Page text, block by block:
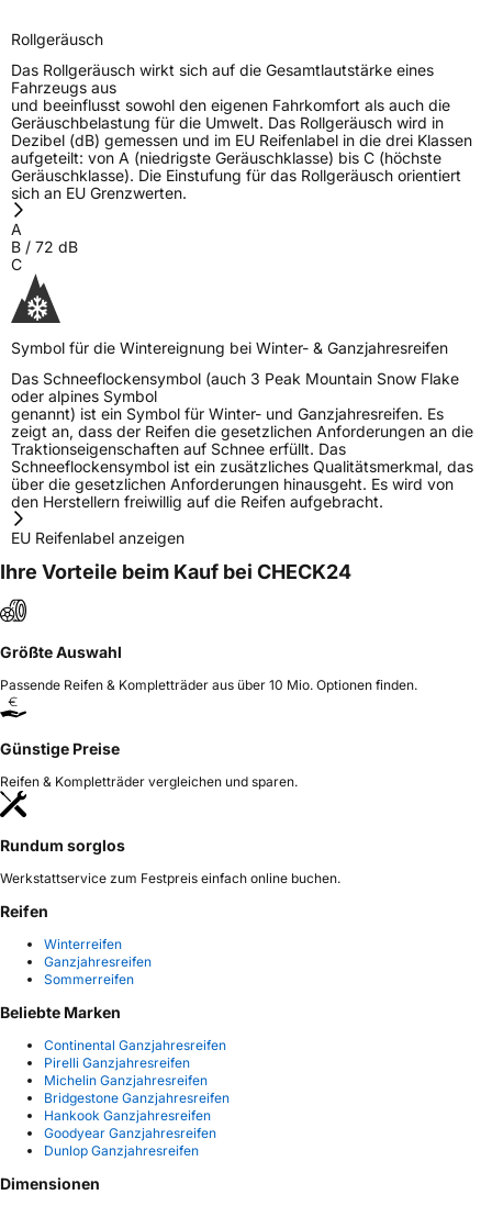
Rollgeräusch
Das Rollgeräusch wirkt sich auf die Gesamtlautstärke eines
Fahrzeugs aus
und beeinflusst sowohl den eigenen Fahrkomfort als auch die
Geräuschbelastung für die Umwelt. Das Rollgeräusch wird in
Dezibel (dB) gemessen und im EU Reifenlabel in die drei Klassen
aufgeteilt: von A (niedrigste Geräuschklasse) bis C (höchste
Geräuschklasse). Die Einstufung für das Rollgeräusch orientiert
sich an EU Grenzwerten.
A
B / 72 dB
C
Symbol für die Wintereignung bei Winter- & Ganzjahresreifen
Das Schneeflockensymbol (auch 3 Peak Mountain Snow Flake
oder alpines Symbol
genannt) ist ein Symbol für Winter- und Ganzjahresreifen. Es
zeigt an, dass der Reifen die gesetzlichen Anforderungen an die
Traktionseigenschaften auf Schnee erfüllt. Das
Schneeflockensymbol ist ein zusätzliches Qualitätsmerkmal, das
über die gesetzlichen Anforderungen hinausgeht. Es wird von
den Herstellern freiwillig auf die Reifen aufgebracht.
EU Reifenlabel anzeigen
Ihre Vorteile beim Kauf bei CHECK24
Größte Auswahl
Passende Reifen & Kompletträder aus über 10 Mio. Optionen finden.
Günstige Preise
Reifen & Kompletträder vergleichen und sparen.
Rundum sorglos
Werkstattservice zum Festpreis einfach online buchen.
Reifen
Winterreifen
Ganzjahresreifen
Sommerreifen
Beliebte Marken
Continental Ganzjahresreifen
Pirelli Ganzjahresreifen
Michelin Ganzjahresreifen
Bridgestone Ganzjahresreifen
Hankook Ganzjahresreifen
Goodyear Ganzjahresreifen
Dunlop Ganzjahresreifen
Dimensionen